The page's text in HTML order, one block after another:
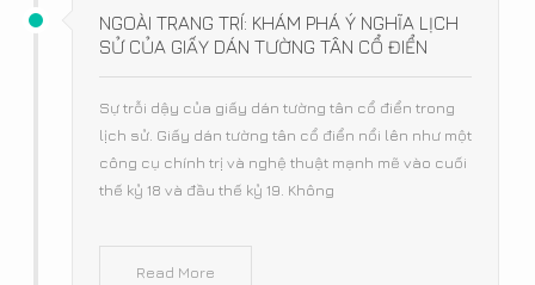
NGOÀI TRANG TRÍ: KHÁM PHÁ Ý NGHĨA LỊCH
SỬ CỦA GIẤY DÁN TƯỜNG TÂN CỔ ĐIỂN
Sự trỗi dậy của giấy dán tường tân cổ điển trong
lịch sử. Giấy dán tường tân cổ điển nổi lên như một
công cụ chính trị và nghệ thuật mạnh mẽ vào cuối
thế kỷ 18 và đầu thế kỷ 19. Không
Read More